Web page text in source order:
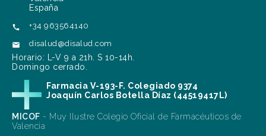
España
 +34 963564140
 disalud@disalud.com
Horario: L-V 9 a 21h. S 10-14h.
Domingo cerrado.
Farmacia V-193-F. Colegiado 9374
Joaquín Carlos Botella Díaz (44519417L)
MICOF - Muy Ilustre Colegio Oficial de Farmacéuticos de
Valencia